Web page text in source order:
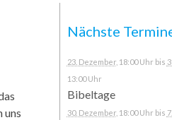
uns
Nächste
23. Dezember, 18:00 Uhr bis
13:00 Uhr
Bibeltage
30. Dezember, 18:00 Uhr bis